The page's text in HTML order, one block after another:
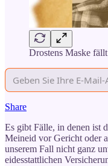
Drostens Maske
Share
Es gibt Fälle, in denen ist
Meineid vor Gericht oder
unserem Fall nicht ganz
eidesstattlichen